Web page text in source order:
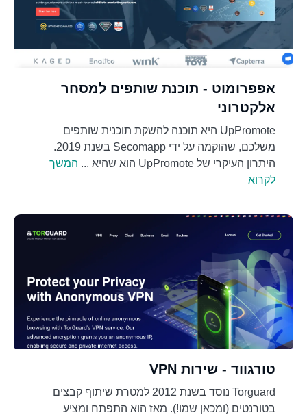
אפפרומוט - תוכנת שותפים למסחר
אלקטרוני
UpPromote היא תוכנה להשקת תוכנית שותפים
משלכם, שהוקמה על ידי Secomapp בשנת 2019.
היתרון העיקרי של UpPromote הוא שהיא ...
המשך
לקרוא
טורגווד - שירות VPN
Torguard נוסד בשנת 2012 למטרת שיתוף קבצים
בטורנטים (ומכאן שמו!). מאז הוא התפתח ומציע